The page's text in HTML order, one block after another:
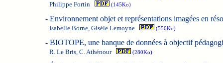
Philippe Fortin (145Ko)
- Environnement objet et représentations imagées en
Isabelle Borne, Gisèle Lemoyne (550Ko)
- BIOTOPE, une banque de données à objectif
R. Le Bris, C. Athénour (280Ko)